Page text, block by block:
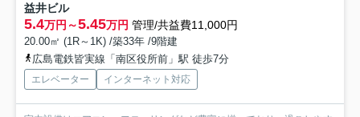
益井ビル
5.4万円～5.45万円 管理/共益費11,000円
20.00㎡ (1R～1K) /築33年 /9階建
広島電鉄皆実線「南区役所前」駅 徒歩7分
エレベーター インターネット対応